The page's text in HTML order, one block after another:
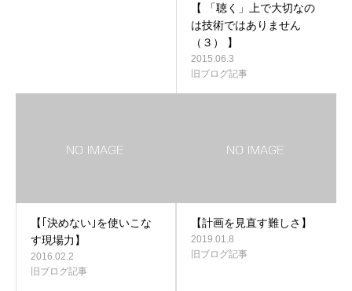
【 「聴く」上で大切なの
は技術ではありません
（３） 】
2015.06.3
旧ブログ記事
【｢決めない｣を使いこな
す現場力】
2016.02.2
旧ブログ記事
【計画を見直す難しさ】
2019.01.8
旧ブログ記事